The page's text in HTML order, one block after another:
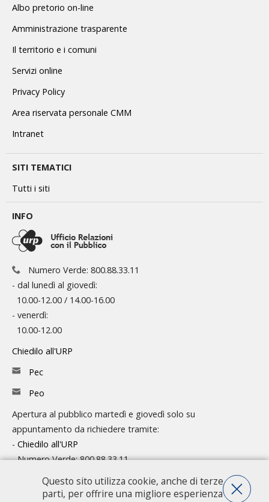
Albo pretorio on-line
Amministrazione trasparente
Il territorio e i comuni
Servizi online
Privacy Policy
Area riservata personale CMM
Intranet
SITI TEMATICI
Tutti i siti
INFO
Numero Verde: 800.88.33.11
- dal lunedì al giovedì:
10.00-12.00 / 14.00-16.00
- venerdì:
10.00-12.00
Chiedilo all'URP
Pec
Peo
Apertura al pubblico martedì e giovedì solo su
appuntamento da richiedere tramite:
- Chiedilo all'URP
- Numero Verde: 800.88.33.11
Consulta l'organigramma
Questo sito utilizza cookie, anche di terze
parti, per offrire una migliore esperienza